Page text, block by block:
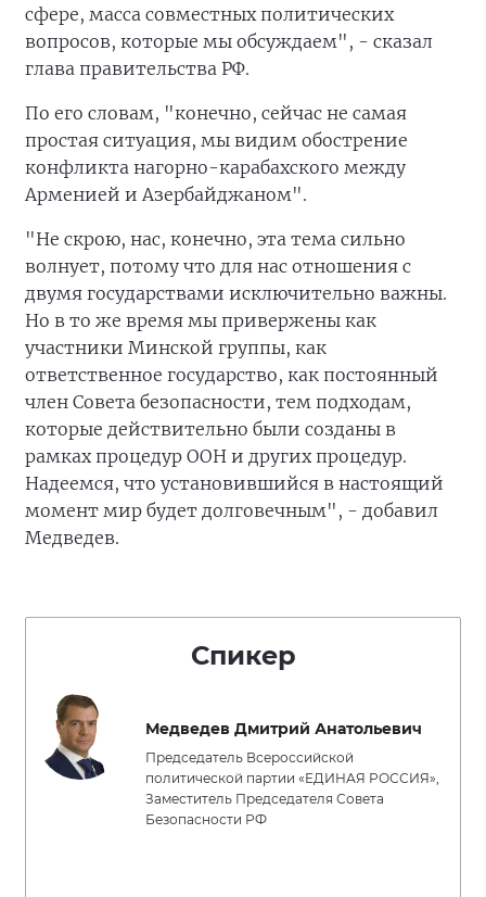
сфере, масса совместных политических
вопросов, которые мы обсуждаем", - сказал
глава правительства РФ.
По его словам, "конечно, сейчас не самая
простая ситуация, мы видим обострение
конфликта нагорно-карабахского между
Арменией и Азербайджаном".
"Не скрою, нас, конечно, эта тема сильно
волнует, потому что для нас отношения с
двумя государствами исключительно важны.
Но в то же время мы привержены как
участники Минской группы, как
ответственное государство, как постоянный
член Совета безопасности, тем подходам,
которые действительно были созданы в
рамках процедур ООН и других процедур.
Надеемся, что установившийся в настоящий
момент мир будет долговечным", - добавил
Медведев.
Спикер
Медведев Дмитрий Анатольевич
Председатель Всероссийской
политической партии «ЕДИНАЯ РОССИЯ»,
Заместитель Председателя Совета
Безопасности РФ